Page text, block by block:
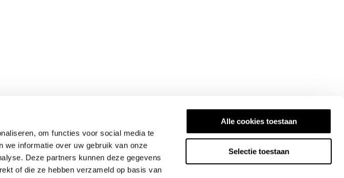
om functies voor social media te
we informatie over uw gebruik van onze
Deze partners kunnen deze gegevens
of die ze hebben verzameld op basis van
Alle cookies toestaan
Selectie toestaan